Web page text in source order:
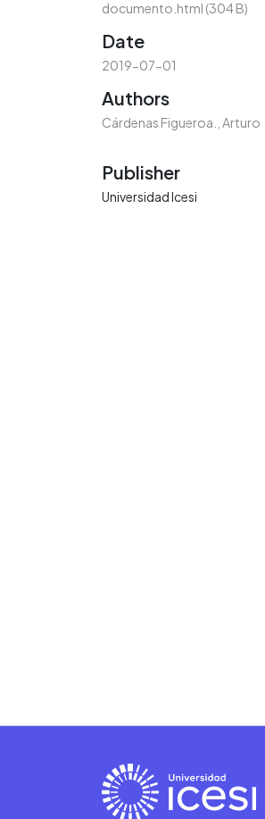
documento.html (304 B)
Date
2019-07-01
Authors
Cárdenas Figueroa., Arturo
Publisher
Universidad Icesi